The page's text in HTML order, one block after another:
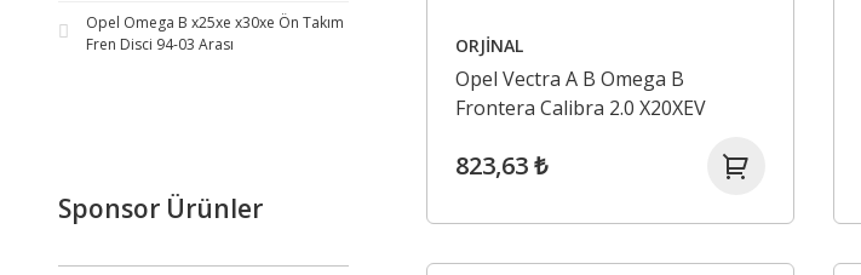
Opel Omega B x25xe x30xe Ön Takım
Fren Disci 94-03 Arası
Sponsor Ürünler
ORJİNAL
Opel Vectra A B Omega B
Frontera Calibra 2.0 X20XEV
5650831-90412508
823,63 ₺